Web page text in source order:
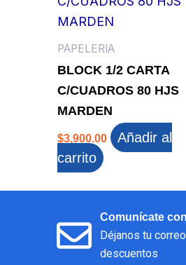
PAPELERIA
BLOCK 1/2 CARTA
C/CUADROS 80 HJS
MARDEN
$3,900.00
Añadir al
carrito
Comunícate
Déjanos tu
descuentos